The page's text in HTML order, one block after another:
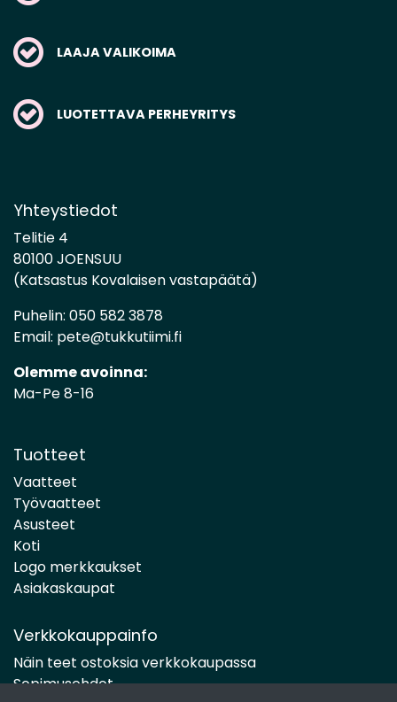
LAAJA VALIKOIMA
LUOTETTAVA PERHEYRITYS
Yhteystiedot
Telitie 4
80100 JOENSUU
(Katsastus Kovalaisen vastapäätä)
Puhelin: 050 582 3878
Email: pete@tukkutiimi.fi
Olemme avoinna:
Ma-Pe 8-16
Tuotteet
Vaatteet
Työvaatteet
Asusteet
Koti
Logo merkkaukset
Asiakaskaupat
Verkkokauppainfo
Näin teet ostoksia verkkokaupassa
Sopimusehdot